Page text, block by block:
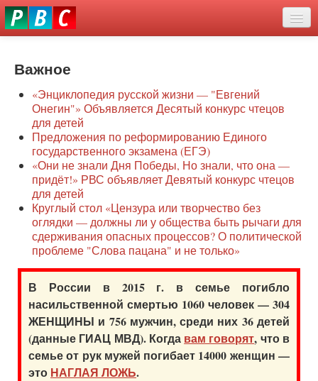
Перейти
к
О нас
Защита семей
Образование
Наше сопротивление
Регионы
Видео
Важное
«Энциклопедия русской жизни — "Евгений
Онегин"» Объявляется Десятый конкурс чтецов
для детей
Предложения по реформированию Единого
государственного экзамена (ЕГЭ)
«Они не знали Дня Победы, Но знали, что она —
придёт!» РВС объявляет Девятый конкурс чтецов
для детей
Круглый стол «Цензура или творчество без
оглядки — должны ли у общества быть рычаги для
сдерживания опасных процессов? О политической
проблеме "Слова пацана" и не только»
В России в 2015 г. в семье погибло
насильственной смертью 1060 человек — 304
ЖЕНЩИНЫ и 756 мужчин, среди них 36 детей
(данные ГИАЦ МВД). Когда вам говорят, что в
семье от рук мужей погибает 14000 женщин —
это НАГЛАЯ ЛОЖЬ.